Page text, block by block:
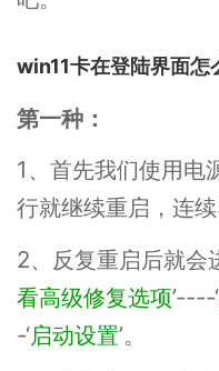
win11卡在登陆界面怎
第一种：
1、首先我们使用电
行就继续重启，连续
2、反复重启后就会
看高级修复选项’----‘
-‘启动设置’。